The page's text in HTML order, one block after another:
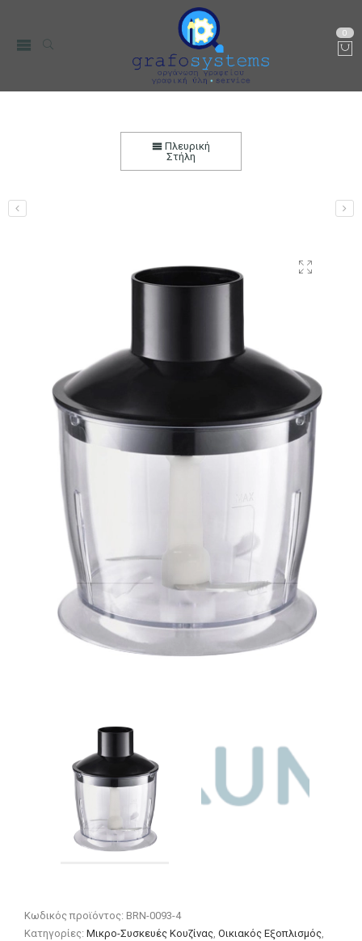
0
Ραβδομπλέντερ BRUNO BRN-0093
Μικρο-Συσκευές Κουζίνας
Πλευρική
Στήλη
Κωδικός προϊόντος: BRN-0093-4
Κατηγορίες:Μικρο-Συσκευές Κουζίνας,Οικιακός Εξοπλισμός,